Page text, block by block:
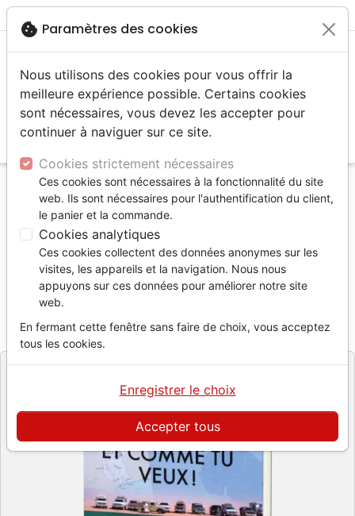
menu
Accueil Livres
Témoignages, biographies
Où, quand et comme tu veux !
Où, quand et comme tu veux
L'histoire de Jeunesse en Mission au Togo
Raymond Serex
Référence JEM0373
9782881503733
EditeurJEM EDITIONS
cookie Paramètres des cookies
Nous utilisons des cookies pour vous offrir la
meilleure expérience possible. Certains cookies
sont nécessaires, vous devez les accepter pour
continuer à naviguer sur ce site.
Cookies strictement nécessaires
Ces cookies sont nécessaires à la fonctionnalité du site
web. Ils sont nécessaires pour l'authentification du client,
le panier et la commande.
Cookies analytiques
Ces cookies collectent des données anonymes sur les
visites, les appareils et la navigation. Nous nous
appuyons sur ces données pour améliorer notre site
web.
En fermant cette fenêtre sans faire de choix, vous acceptez
tous les cookies.
Accepter tous
Enregistrer le choix